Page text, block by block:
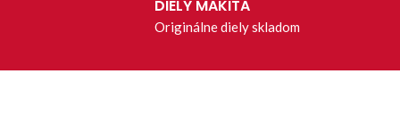
DIELY MAKITA
Originálne diely skladom